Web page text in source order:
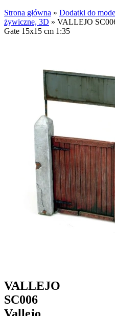
Strona główna » Dodatki do
żywiczne, 3D » VALLEJO
Gate 15x15 cm 1:35
VALLEJO
SC006
Vallejo